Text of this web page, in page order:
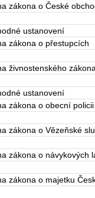
zákona o České
ustanovení
zákona o přestupcích
živnostenského zákona
ustanovení
zákona o obecní policii
zákona o Vězeňské
zákona o návykových
zákona o majetku